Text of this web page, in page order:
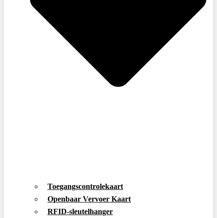
Toegangscontrolekaart
Openbaar Vervoer Kaart
RFID-sleutelhanger